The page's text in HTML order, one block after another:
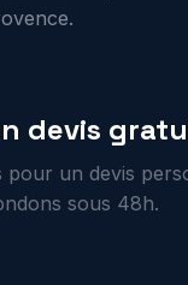
devis
pour un devis
sous 48h.